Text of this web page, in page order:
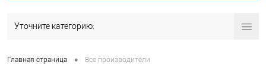
Уточните категорию:
Главная страница • Все производители